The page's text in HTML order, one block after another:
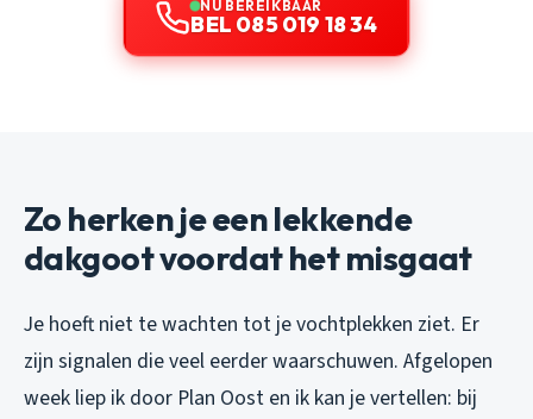
NU BEREIKBAAR
BEL 085 019 18 34
Zo herken je een lekkende
dakgoot voordat het misgaat
Je hoeft niet te wachten tot je vochtplekken ziet. Er
zijn signalen die veel eerder waarschuwen. Afgelopen
week liep ik door Plan Oost en ik kan je vertellen: bij